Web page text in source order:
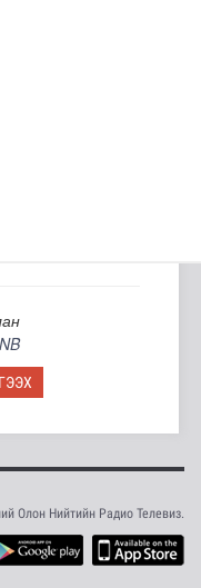
Олон Нийтийн Радио Телевиз.